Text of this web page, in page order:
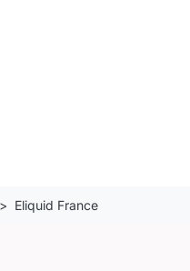
Eliquid France